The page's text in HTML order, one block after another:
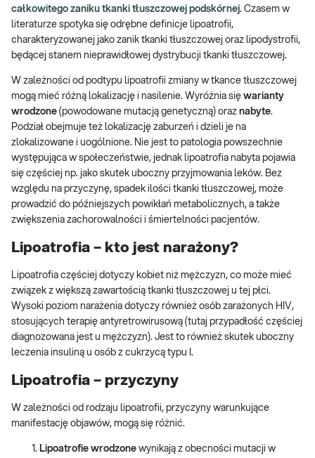
całkowitego zaniku tkanki tłuszczowej podskórnej. Czasem w
literaturze spotyka się odrębne definicje lipoatrofii,
charakteryzowanej jako zanik tkanki tłuszczowej oraz lipodystrofii,
będącej stanem nieprawidłowej dystrybucji tkanki tłuszczowej.
W zależności od podtypu lipoatrofii zmiany w tkance tłuszczowej
mogą mieć różną lokalizację i nasilenie. Wyróżnia się warianty
wrodzone (powodowane mutacją genetyczną) oraz nabyte.
Podział obejmuje też lokalizację zaburzeń i dzieli je na
zlokalizowane i uogólnione. Nie jest to patologia powszechnie
występująca w społeczeństwie, jednak lipoatrofia nabyta pojawia
się częściej np. jako skutek uboczny przyjmowania leków. Bez
względu na przyczynę, spadek ilości tkanki tłuszczowej, może
prowadzić do późniejszych powikłań metabolicznych, a także
zwiększenia zachorowalności i śmiertelności pacjentów.
Lipoatrofia – kto jest narażony?
Lipoatrofia częściej dotyczy kobiet niż mężczyzn, co może mieć
związek z większą zawartością tkanki tłuszczowej u tej płci.
Wysoki poziom narażenia dotyczy również osób zarażonych HIV,
stosujących terapię antyretrowirusową (tutaj przypadłość częściej
diagnozowana jest u mężczyzn). Jest to również skutek uboczny
leczenia insuliną u osób z cukrzycą typu I.
Lipoatrofia – przyczyny
W zależności od rodzaju lipoatrofii, przyczyny warunkujące
manifestację objawów, mogą się różnić.
Lipoatrofie wrodzone wynikają z obecności mutacji w